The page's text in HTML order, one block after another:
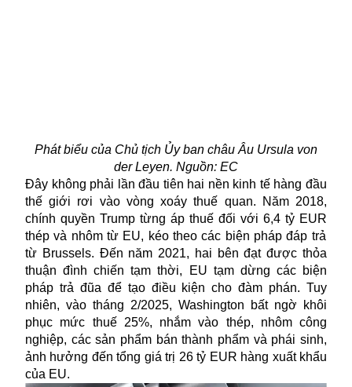
Phát biểu của Chủ tịch Ủy ban châu Âu Ursula von
der Leyen. Nguồn: EC
Đây không phải lần đầu tiên hai nền kinh tế hàng đầu
thế giới rơi vào vòng xoáy thuế quan. Năm 2018,
chính quyền Trump từng áp thuế đối với 6,4 tỷ EUR
thép và nhôm từ EU, kéo theo các biện pháp đáp trả
từ Brussels. Đến năm 2021, hai bên đạt được thỏa
thuận đình chiến tạm thời, EU tạm dừng các biện
pháp trả đũa để tạo điều kiện cho đàm phán. Tuy
nhiên, vào tháng 2/2025, Washington bất ngờ khôi
phục mức thuế 25%, nhắm vào thép, nhôm công
nghiệp, các sản phẩm bán thành phẩm và phái sinh,
ảnh hưởng đến tổng giá trị 26 tỷ EUR hàng xuất khẩu
của EU.